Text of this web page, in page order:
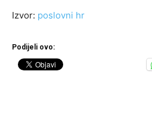
Izvor: poslovni hr
Podijeli ovo: